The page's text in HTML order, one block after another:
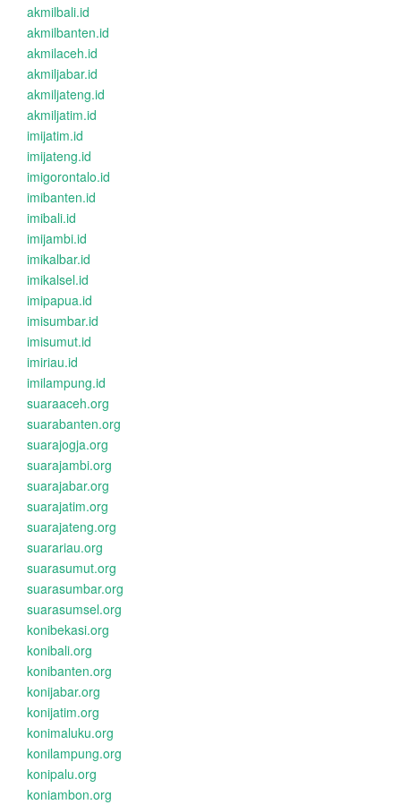
akmilbali.id
akmilbanten.id
akmilaceh.id
akmiljabar.id
akmiljateng.id
akmiljatim.id
imijatim.id
imijateng.id
imigorontalo.id
imibanten.id
imibali.id
imijambi.id
imikalbar.id
imikalsel.id
imipapua.id
imisumbar.id
imisumut.id
imiriau.id
imilampung.id
suaraaceh.org
suarabanten.org
suarajogja.org
suarajambi.org
suarajabar.org
suarajatim.org
suarajateng.org
suarariau.org
suarasumut.org
suarasumbar.org
suarasumsel.org
konibekasi.org
konibali.org
konibanten.org
konijabar.org
konijatim.org
konimaluku.org
konilampung.org
konipalu.org
koniambon.org